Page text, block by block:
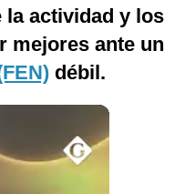
la actividad y los
mejores ante un
débil.